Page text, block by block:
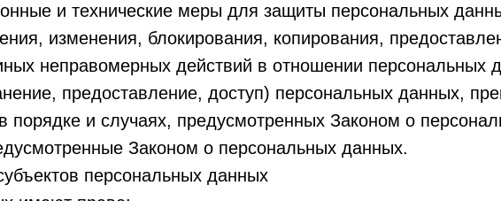
и технические меры для защиты персональных
изменения, блокирования, копирования,
неправомерных действий в отношении персональных
предоставление, доступ) персональных данных,
порядке и случаях, предусмотренных Законом о
Законом о персональных данных.
персональных данных